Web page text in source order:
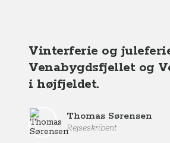
Vinterferie og
Venabygdsfjellet og
i højfjeldet.
Thomas Sørensen
Rejseskribent